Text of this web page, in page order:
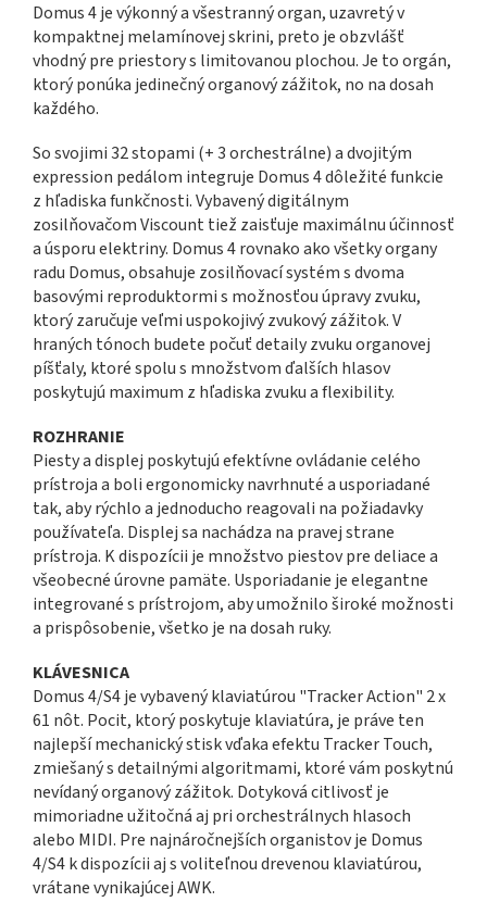
Domus 4 je výkonný a všestranný organ, uzavretý v
kompaktnej melamínovej skrini, preto je obzvlášť
vhodný pre priestory s limitovanou plochou. Je to orgán,
ktorý ponúka jedinečný organový zážitok, no na dosah
každého.
So svojimi 32 stopami (+ 3 orchestrálne) a dvojitým
expression pedálom integruje Domus 4 dôležité funkcie
z hľadiska funkčnosti. Vybavený digitálnym
zosilňovačom Viscount tiež zaisťuje maximálnu účinnosť
a úsporu elektriny. Domus 4 rovnako ako všetky organy
radu Domus, obsahuje zosilňovací systém s dvoma
basovými reproduktormi s možnosťou úpravy zvuku,
ktorý zaručuje veľmi uspokojivý zvukový zážitok. V
hraných tónoch budete počuť detaily zvuku organovej
píšťaly, ktoré spolu s množstvom ďalších hlasov
poskytujú maximum z hľadiska zvuku a flexibility.
ROZHRANIE
Piesty a displej poskytujú efektívne ovládanie celého
prístroja a boli ergonomicky navrhnuté a usporiadané
tak, aby rýchlo a jednoducho reagovali na požiadavky
používateľa. Displej sa nachádza na pravej strane
prístroja. K dispozícii je množstvo piestov pre deliace a
všeobecné úrovne pamäte. Usporiadanie je elegantne
integrované s prístrojom, aby umožnilo široké možnosti
a prispôsobenie, všetko je na dosah ruky.
KLÁVESNICA
Domus 4/S4 je vybavený klaviatúrou "Tracker Action" 2 x
61 nôt. Pocit, ktorý poskytuje klaviatúra, je práve ten
najlepší mechanický stisk vďaka efektu Tracker Touch,
zmiešaný s detailnými algoritmami, ktoré vám poskytnú
nevídaný organový zážitok. Dotyková citlivosť je
mimoriadne užitočná aj pri orchestrálnych hlasoch
alebo MIDI. Pre najnáročnejších organistov je Domus
4/S4 k dispozícii aj s voliteľnou drevenou klaviatúrou,
vrátane vynikajúcej AWK.